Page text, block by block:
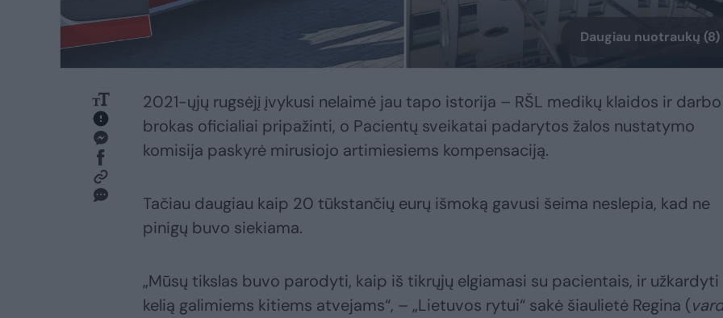
Daugiau nuotraukų (8)
2021-ųjų rugsėjį įvykusi nelaimė jau tapo istorija – RŠL medikų klaidos ir darbo
brokas oficialiai pripažinti, o Pacientų sveikatai padarytos žalos nustatymo
komisija paskyrė mirusiojo artimiesiems kompensaciją.
Tačiau daugiau kaip 20 tūkstančių eurų išmoką gavusi šeima neslepia, kad ne
pinigų buvo siekiama.
„Mūsų tikslas buvo parodyti, kaip iš tikrųjų elgiamasi su pacientais, ir užkardyti
kelią galimiems kitiems atvejams“, – „Lietuvos rytui“ sakė šiaulietė Regina (